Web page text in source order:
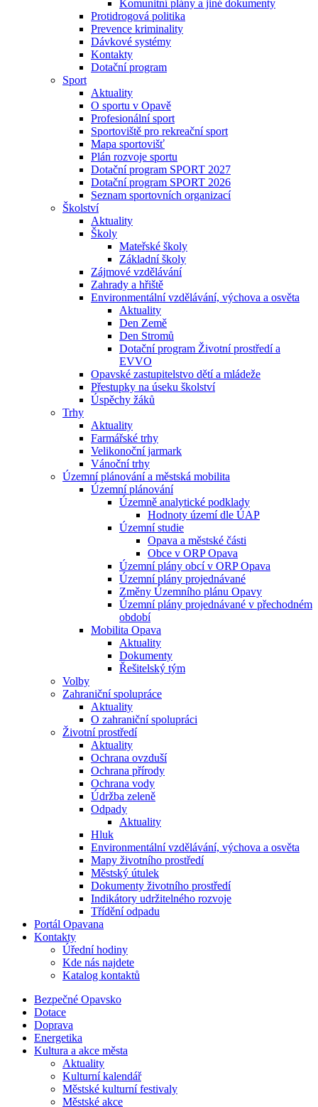
Komunitní plány a jiné dokumenty
Protidrogová politika
Prevence kriminality
Dávkové systémy
Kontakty
Dotační program
Sport
Aktuality
O sportu v Opavě
Profesionální sport
Sportoviště pro rekreační sport
Mapa sportovišť
Plán rozvoje sportu
Dotační program SPORT 2027
Dotační program SPORT 2026
Seznam sportovních organizací
Školství
Aktuality
Školy
Mateřské školy
Základní školy
Zájmové vzdělávání
Zahrady a hřiště
Environmentální vzdělávání, výchova a osvěta
Aktuality
Den Země
Den Stromů
Dotační program Životní prostředí a
EVVO
Opavské zastupitelstvo dětí a mládeže
Přestupky na úseku školství
Úspěchy žáků
Trhy
Aktuality
Farmářské trhy
Velikonoční jarmark
Vánoční trhy
Územní plánování a městská mobilita
Územní plánování
Územně analytické podklady
Hodnoty území dle ÚAP
Územní studie
Opava a městské části
Obce v ORP Opava
Územní plány obcí v ORP Opava
Územní plány projednávané
Změny Územního plánu Opavy
Územní plány projednávané v přechodném
období
Mobilita Opava
Aktuality
Dokumenty
Řešitelský tým
Volby
Zahraniční spolupráce
Aktuality
O zahraniční spolupráci
Životní prostředí
Aktuality
Ochrana ovzduší
Ochrana přírody
Ochrana vody
Údržba zeleně
Odpady
Aktuality
Hluk
Environmentální vzdělávání, výchova a osvěta
Mapy životního prostředí
Městský útulek
Dokumenty životního prostředí
Indikátory udržitelného rozvoje
Třídění odpadu
Portál Opavana
Kontakty
Úřední hodiny
Kde nás najdete
Katalog kontaktů
Bezpečné Opavsko
Dotace
Doprava
Energetika
Kultura a akce města
Aktuality
Kulturní kalendář
Městské kulturní festivaly
Městské akce